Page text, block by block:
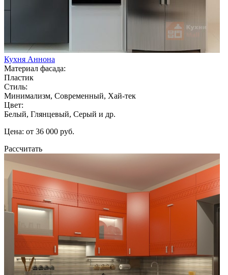
Кухня Аннона
Материал фасада:
Пластик
Стиль:
Минимализм, Современный, Хай-тек
Цвет:
Белый, Глянцевый, Серый и др.
Цена: от 36 000 руб.
Рассчитать